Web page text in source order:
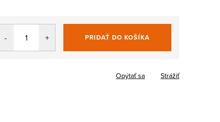
PRIDAŤ DO KOŠÍKA
Opýtať sa Strážiť